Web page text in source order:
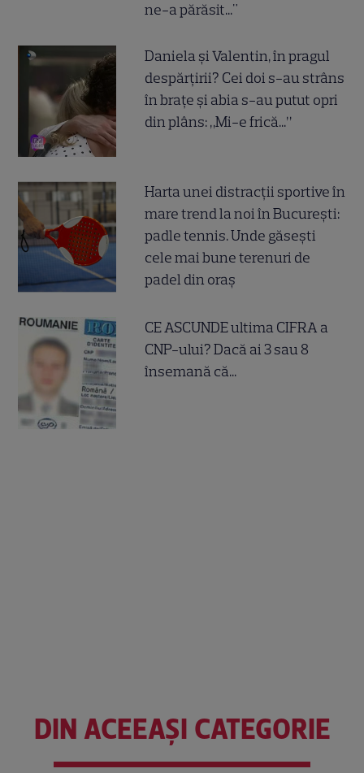
ne-a părăsit..."
Daniela și Valentin, în pragul
despărțirii? Cei doi s-au strâns
în brațe și abia s-au putut opri
din plâns: „Mi-e frică...”
Harta unei distracții sportive în
mare trend la noi în București:
padle tennis. Unde găsești
cele mai bune terenuri de
padel din oraș
CE ASCUNDE ultima CIFRA a
CNP-ului? Dacă ai 3 sau 8
însemană că...
DIN ACEEAȘI CATEGORIE